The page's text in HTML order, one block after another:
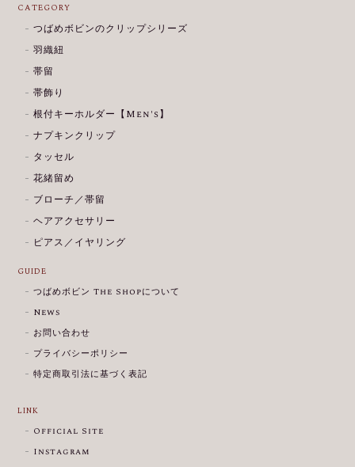
CATEGORY
つばめボビンのクリップシリーズ
羽織紐
帯留
帯飾り
根付キーホルダー【Men's】
ナプキンクリップ
タッセル
花緒留め
ブローチ／帯留
ヘアアクセサリー
ピアス／イヤリング
GUIDE
つばめボビン The Shopについて
News
お問い合わせ
プライバシーポリシー
特定商取引法に基づく表記
LINK
Official Site
Instagram